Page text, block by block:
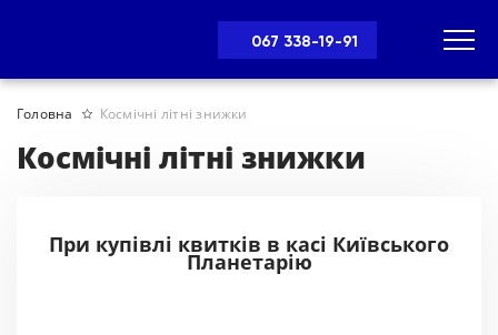
067 338-19-91
Головна Космічні літні знижки
Космічні літні знижки
При купівлі квитків в касі Київського
Планетарію